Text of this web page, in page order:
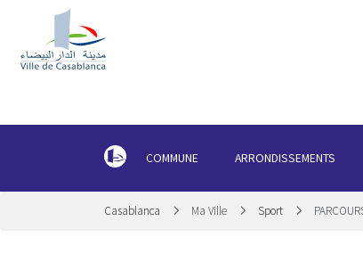
COMMUNE ARRONDISSEMENTS
Casablanca Ma Ville Sport